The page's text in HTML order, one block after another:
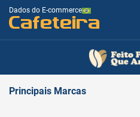
Dados do E-commerce
Cafeteira
Principais Marcas